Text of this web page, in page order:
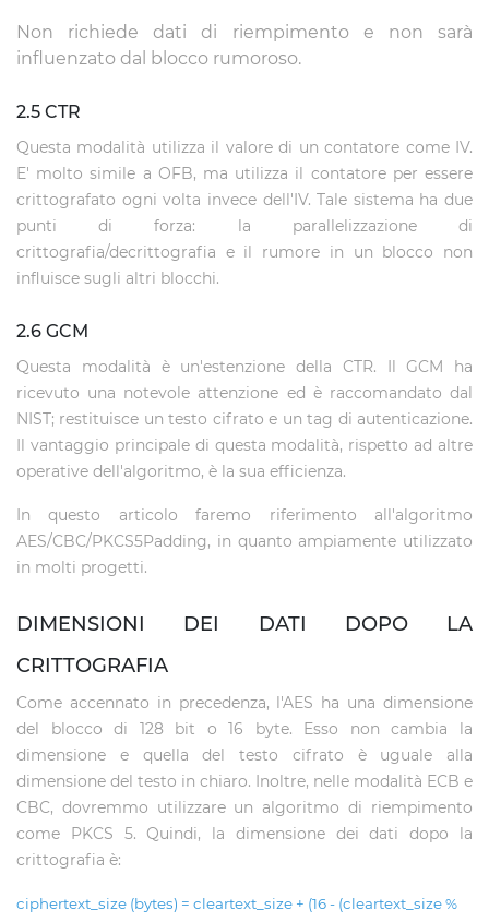
Non richiede dati di riempimento e non sarà
influenzato dal blocco rumoroso.
2.5 CTR
Questa modalità utilizza il valore di un contatore come IV.
E' molto simile a OFB, ma utilizza il contatore per essere
crittografato ogni volta invece dell'IV. Tale sistema ha due
punti di forza: la parallelizzazione di
crittografia/decrittografia e il rumore in un blocco non
influisce sugli altri blocchi.
2.6 GCM
Questa modalità è un'estenzione della CTR. Il GCM ha
ricevuto una notevole attenzione ed è raccomandato dal
NIST; restituisce un testo cifrato e un tag di autenticazione.
Il vantaggio principale di questa modalità, rispetto ad altre
operative dell'algoritmo, è la sua efficienza.
In questo articolo faremo riferimento all'algoritmo
AES/CBC/PKCS5Padding, in quanto ampiamente utilizzato
in molti progetti.
DIMENSIONI DEI DATI DOPO LA
CRITTOGRAFIA
Come accennato in precedenza, l'AES ha una dimensione
del blocco di 128 bit o 16 byte. Esso non cambia la
dimensione e quella del testo cifrato è uguale alla
dimensione del testo in chiaro. Inoltre, nelle modalità ECB e
CBC, dovremmo utilizzare un algoritmo di riempimento
come PKCS 5. Quindi, la dimensione dei dati dopo la
crittografia è:
ciphertext_size (bytes) = cleartext_size + (16 - (cleartext_size %